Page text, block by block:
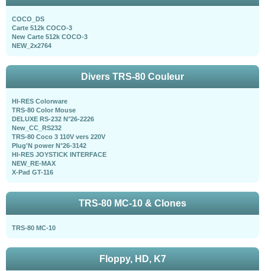
COCO_DS
Carte 512k COCO-3
New Carte 512k COCO-3
NEW_2x2764
Divers TRS-80 Couleur
HI-RES Colorware
TRS-80 Color Mouse
DELUXE RS-232 N°26-2226
New_CC_RS232
TRS-80 Coco 3 110V vers 220V
Plug'N power N°26-3142
HI-RES JOYSTICK INTERFACE
NEW_RE-MAX
X-Pad GT-116
TRS-80 MC-10 & Clones
TRS-80 MC-10
Floppy, HD, K7